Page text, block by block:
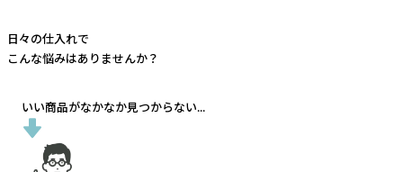
日々の仕入れで
こんな悩みはありませんか？
いい商品がなかなか見つからない...